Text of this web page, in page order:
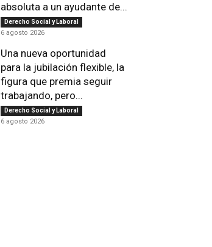
absoluta a un ayudante de...
Derecho Social y Laboral
6 agosto 2026
Una nueva oportunidad
para la jubilación flexible, la
figura que premia seguir
trabajando, pero...
Derecho Social y Laboral
6 agosto 2026